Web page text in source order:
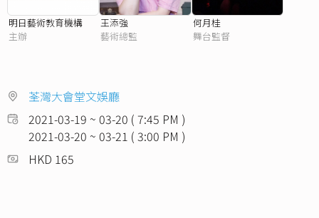
明日藝術教育機構
主辦
王添強
藝術總監
何月桂
舞台監督
荃灣大會堂文娛廳
2021-03-19 ~ 03-20 ( 7:45 PM )
2021-03-20 ~ 03-21 ( 3:00 PM )
HKD 165